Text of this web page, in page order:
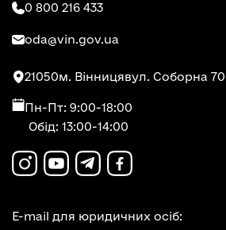
0 800 216 433
oda@vin.gov.ua
21050м. Вінницявул. Соборна 70
Пн-Пт: 9:00-18:00
Обід: 13:00-14:00
E-mail для юридичних осіб: